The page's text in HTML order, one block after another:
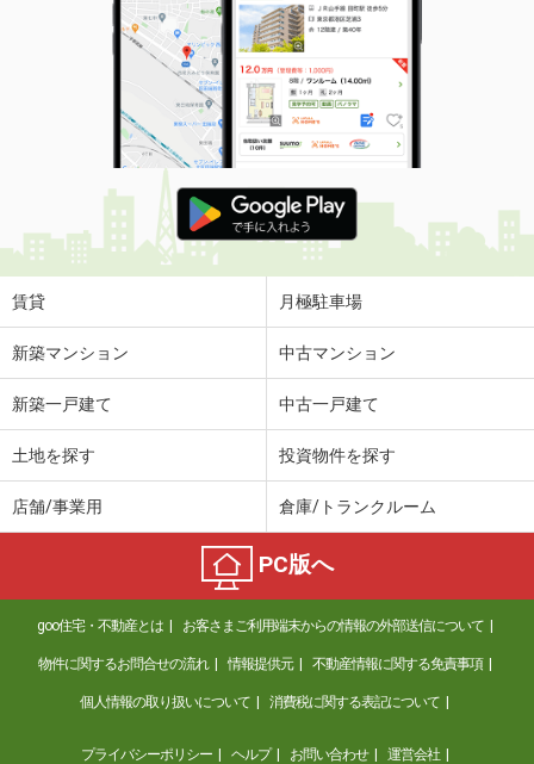
賃貸 月極駐車場
新築マンション 中古マンション
新築一戸建て 中古一戸建て
土地を探す 投資物件を探す
店舗/事業用 倉庫/トランクルーム
PC版へ
goo住宅・不動産とは お客さまご利用端末からの情報の外部送信について
物件に関するお問合せの流れ 情報提供元 不動産情報に関する免責事項
個人情報の取り扱いについて 消費税に関する表記について
プライバシーポリシー ヘルプ お問い合わせ 運営会社